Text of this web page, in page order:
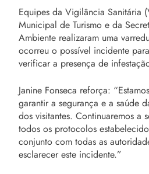
Equipes da Vigilância Sanitária
Municipal de Turismo e da
Ambiente realizaram uma
ocorreu o possível incidente
verificar a presença de
Janine Fonseca reforça:
garantir a segurança e a saúde
dos visitantes. Continuaremos a
todos os protocolos
conjunto com todas as
esclarecer este incidente.”